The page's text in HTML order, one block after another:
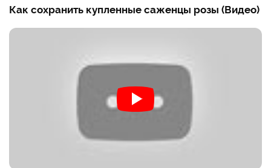
Как сохранить купленные саженцы розы (Видео)